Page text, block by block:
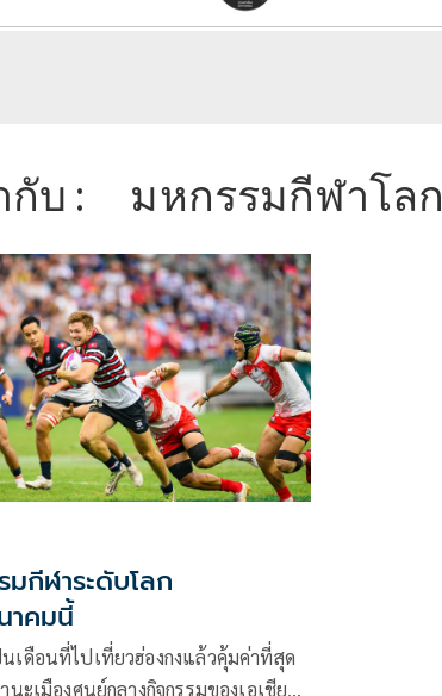
บ : มหกรรมกีฬาโลก
กีฬาระดับโลก
าคมนี้
เดือนที่ไปเที่ยวฮ่องกงแล้วคุ้มค่าที่สุด
นะเมืองศูนย์กลางกิจกรรมของเอเชียจัด